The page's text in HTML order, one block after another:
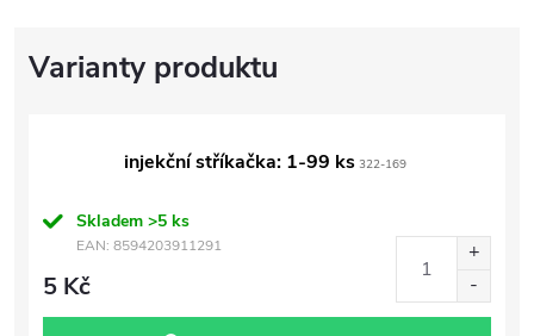
injekční stříkačka: 1-99 ks 322-169
Skladem >5 ks
EAN: 8594203911291
5 Kč